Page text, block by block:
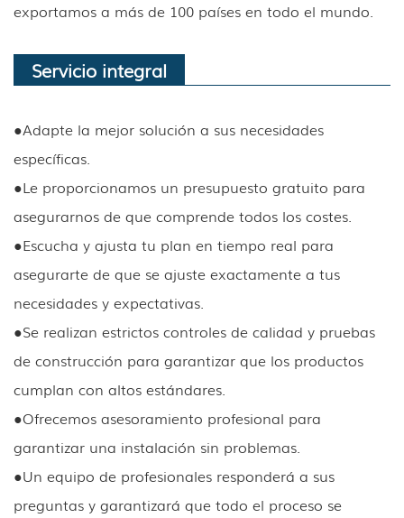
exportamos a más de 100 países en todo el mundo.
Servicio integral
●Adapte la mejor solución a sus necesidades
específicas.
●Le proporcionamos un presupuesto gratuito para
asegurarnos de que comprende todos los costes.
●Escucha y ajusta tu plan en tiempo real para
asegurarte de que se ajuste exactamente a tus
necesidades y expectativas.
●Se realizan estrictos controles de calidad y pruebas
de construcción para garantizar que los productos
cumplan con altos estándares.
●Ofrecemos asesoramiento profesional para
garantizar una instalación sin problemas.
●Un equipo de profesionales responderá a sus
preguntas y garantizará que todo el proceso se